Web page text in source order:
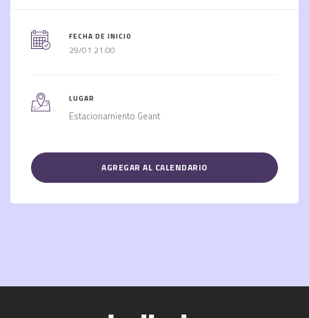
FECHA DE INICIO
29/01 21:00
LUGAR
Estacionamiento Geant
AGREGAR AL CALENDARIO